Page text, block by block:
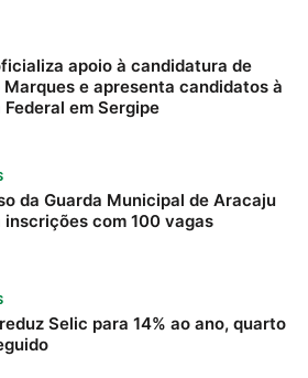
apoio à candidatura de
Marques e apresenta candidatos à
Federal em Sergipe
da Guarda Municipal de Aracaju
inscrições com 100 vagas
Selic para 14% ao ano, quarto